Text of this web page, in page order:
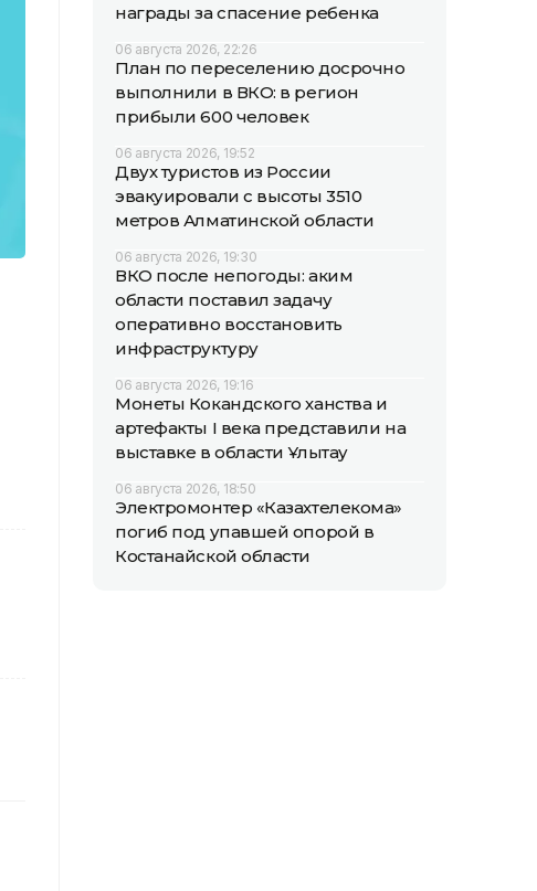
награды за спасение ребенка
06 августа 2026, 22:26
План по переселению досрочно
выполнили в ВКО: в регион
прибыли 600 человек
06 августа 2026, 19:52
Двух туристов из России
эвакуировали с высоты 3510
метров Алматинской области
06 августа 2026, 19:30
ВКО после непогоды: аким
области поставил задачу
оперативно восстановить
инфраструктуру
06 августа 2026, 19:16
Монеты Кокандского ханства и
артефакты I века представили на
выставке в области Ұлытау
06 августа 2026, 18:50
Электромонтер «Казахтелекома»
погиб под упавшей опорой в
Костанайской области